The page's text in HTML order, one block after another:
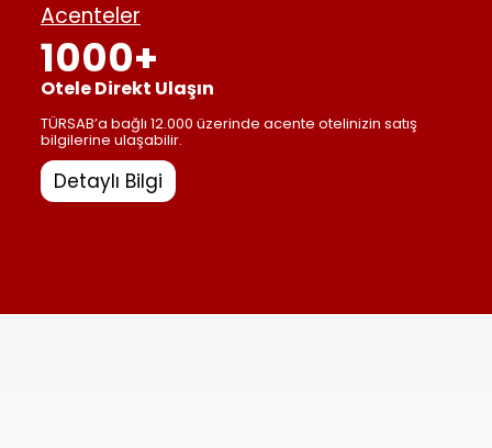
Acenteler
1000+
Otele Direkt Ulaşın
TÜRSAB’a bağlı 12.000 üzerinde acente otelinizin satış
bilgilerine ulaşabilir.
Detaylı Bilgi